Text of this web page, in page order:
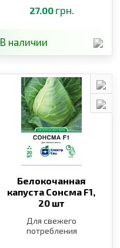
27.00 грн.
В наличии
Белокочанная
капуста Сонсма F1,
20 шт
Для свежего
потребления